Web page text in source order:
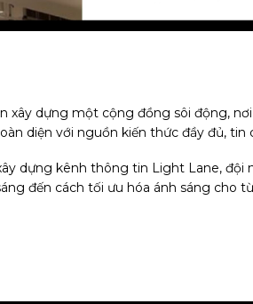
xây dựng một cộng đồng sôi động,
diện với nguồn kiến thức đầy đủ,
dựng kênh thông tin Light Lane,
đến cách tối ưu hóa ánh sáng